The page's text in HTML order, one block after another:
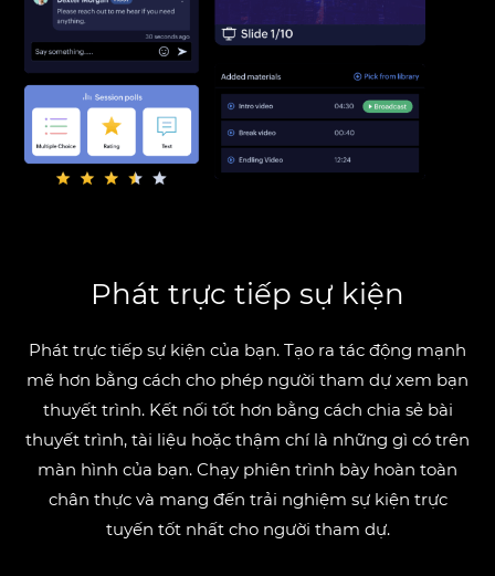
Phát trực tiếp sự kiện
Phát trực tiếp sự kiện của bạn. Tạo ra tác động mạnh
mẽ hơn bằng cách cho phép người tham dự xem bạn
thuyết trình. Kết nối tốt hơn bằng cách chia sẻ bài
thuyết trình, tài liệu hoặc thậm chí là những gì có trên
màn hình của bạn. Chạy phiên trình bày hoàn toàn
chân thực và mang đến trải nghiệm sự kiện trực
tuyến tốt nhất cho người tham dự.